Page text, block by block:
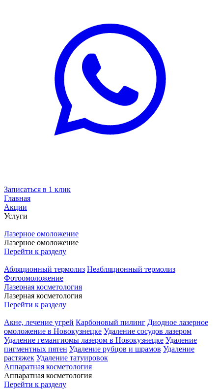
Записаться в 1 клик
Главная
Акции
Услуги
Лазерное омоложение
Лазерное омоложение
Перейти к разделу
Абляционный термолиз Неабляционный термолиз
Фотоомоложение
Лазерная косметология
Лазерная косметология
Перейти к разделу
Акне, лечение угрей Карбоновый пилинг Диодное лазерное
омоложение в Новокузнецке Удаление сосудов лазером
Удаление гемангиомы лазером в Новокузнецке Удаление
пигментных пятен Удаление рубцов и шрамов Удаление
растяжек Удаление татуировок
Аппаратная косметология
Аппаратная косметология
Перейти к разделу